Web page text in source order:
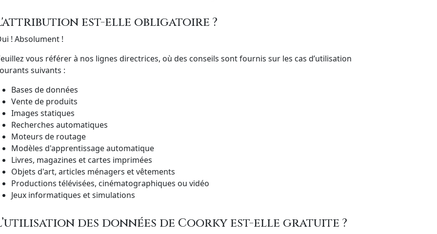
est-elle obligatoire ?
! Absolument !
vous référer à nos lignes directrices, où des conseils sont fournis sur les cas d’utilisation
suivants :
Bases de données
Vente de produits
Images statiques
Recherches automatiques
Moteurs de routage
Modèles d'apprentissage automatique
Livres, magazines et cartes imprimées
Objets d'art, articles ménagers et vêtements
Productions télévisées, cinématographiques ou vidéo
Jeux informatiques et simulations
des données de Coorky est-elle gratuite ?